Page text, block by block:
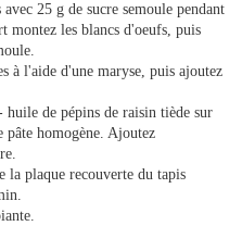
25 g de sucre semoule pendant
montez les blancs d'oeufs, puis
à l'aide d'une maryse, puis ajoutez
huile de pépins de raisin tiède sur
homogène. Ajoutez
la plaque recouverte du tapis